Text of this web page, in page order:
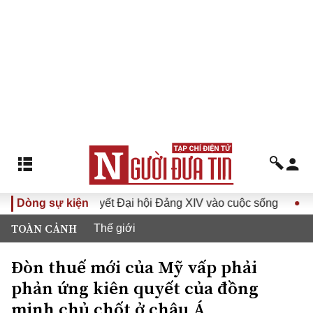
Dòng sự kiện
Đưa Nghị quyết Đại hội Đảng XIV vào cuộc sống Hướng
TOÀN CẢNH Thế giới
Đòn thuế mới của Mỹ vấp phải
phản ứng kiên quyết của đồng